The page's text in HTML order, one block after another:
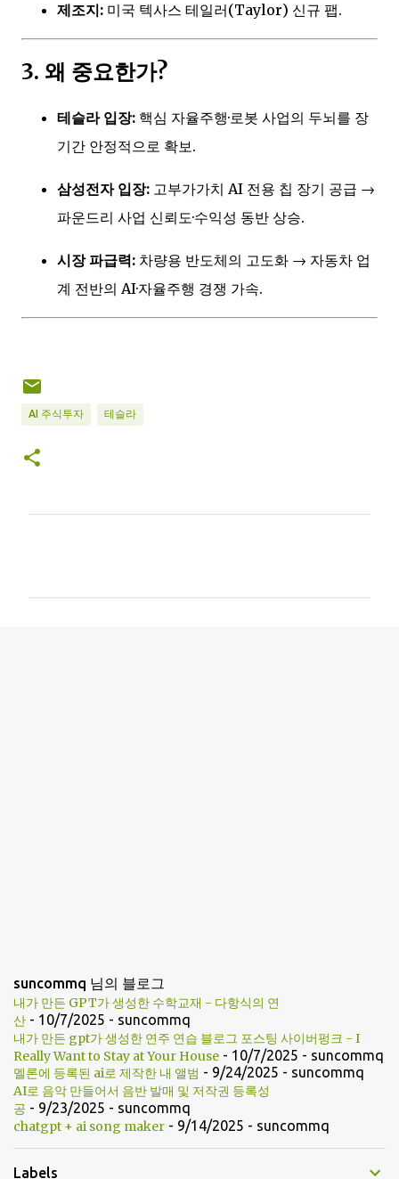
제조지: 미국 텍사스 테일러(Taylor) 신규 팹.
3. 왜 중요한가?
테슬라 입장: 핵심 자율주행·로봇 사업의 두뇌를 장
기간 안정적으로 확보.
삼성전자 입장: 고부가가치 AI 전용 칩 장기 공급 →
파운드리 사업 신뢰도·수익성 동반 상승.
시장 파급력: 차량용 반도체의 고도화 → 자동차 업
계 전반의 AI·자율주행 경쟁 가속.
AI 주식투자 테슬라
suncommq 님의 블로그
내가 만든 GPT가 생성한 수학교재 - 다항식의 연
산 - 10/7/2025 - suncommq
내가 만든 gpt가 생성한 연주 연습 블로그 포스팅 사이버펑크 - I
Really Want to Stay at Your House - 10/7/2025 - suncommq
멜론에 등록된 ai로 제작한 내 앨범 - 9/24/2025 - suncommq
AI로 음악 만들어서 음반 발매 및 저작권 등록성
공 - 9/23/2025 - suncommq
chatgpt + ai song maker - 9/14/2025 - suncommq
Labels